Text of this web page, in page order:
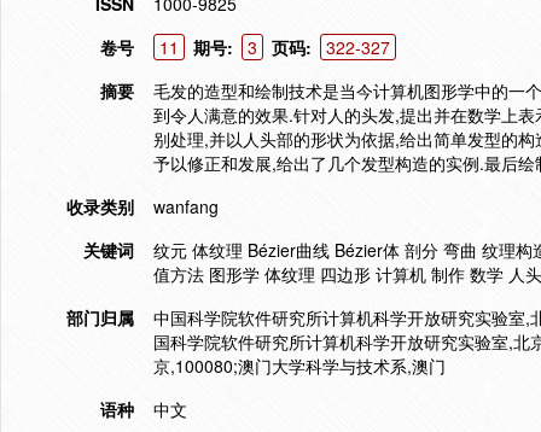
卷号
11 期号: 3 页码:
322-327
摘要
毛发的造型和绘制技术是当今计算机图形学中的一
到令人满意的效果.针对人的头发,提出并在数学上
别处理,并以人头部的形状为依据,给出简单发型的
予以修正和发展,给出了几个发型构造的实例.最后
收录类别
wanfang
关键词
纹元 体纹理 Bézier曲线 Bézier体 剖分 弯曲 纹理
值方法 图形学 体纹理 四边形 计算机 制作 数学 人
部门归属
中国科学院软件研究所计算机科学开放研究实验室
国科学院软件研究所计算机科学开放研究实验室,
京,100080;澳门大学科学与技术系,澳门
语种
中文